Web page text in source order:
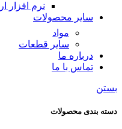
نرم افزار
سایر محصولات
مواد
سایر قطعات
درباره ما
تماس با ما
بستن
دسته بندی محصولات